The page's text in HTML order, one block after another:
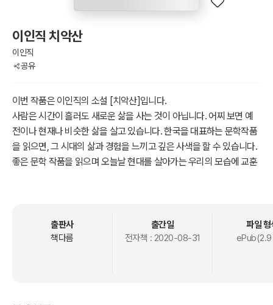
이인직 치악산
이인직
공유
이번 작품은 이인직의 소설 [치악산]입니다.
사람은 시간이 흘러도 새로운 삶을 사는 것이 아닙니다. 어찌 보면 예
전이나 현재나 비슷한 삶을 살고 있습니다. 한국을 대표하는 문학작품
을 읽으면, 그 시대의 삶과 경험을 느끼고 깊은 사색을 할 수 있습니다.
좋은 문학 작품을 읽으며 오늘날 현대를 살아가는 우리의 모습에 교훈
출판사
책다름
출간일
전자책 : 2020-08-31
파일 형
ePub(2.9